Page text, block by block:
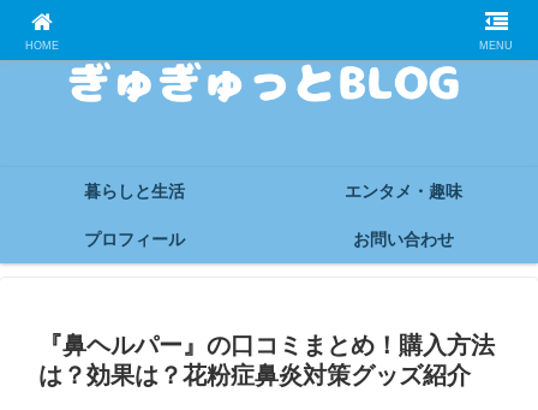
暮らしと生活 エンタメ・趣味
プロフィール お問い合わせ
『鼻ヘルパー』の口コミまとめ！購入方法
は？効果は？花粉症鼻炎対策グッズ紹介
HOME MENU